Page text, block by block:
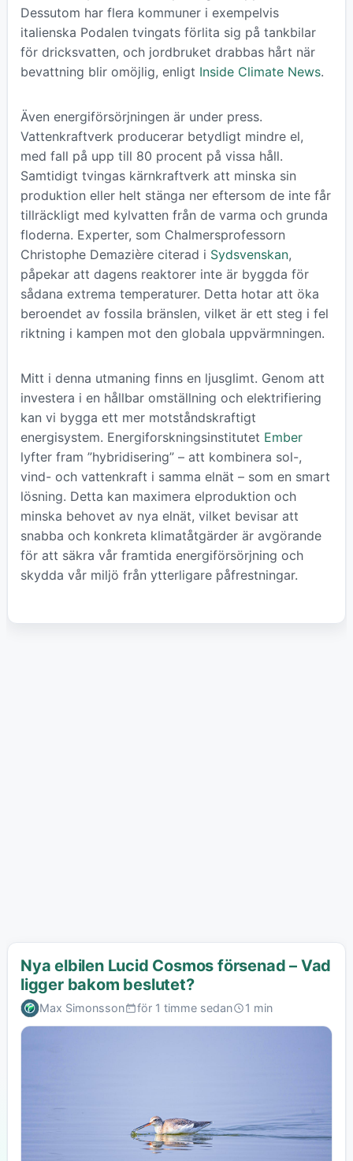
Dessutom har flera kommuner i exempelvis
italienska Podalen tvingats förlita sig på tankbilar
för dricksvatten, och jordbruket drabbas hårt när
bevattning blir omöjlig, enligt Inside Climate News.
Även energiförsörjningen är under press.
Vattenkraftverk producerar betydligt mindre el,
med fall på upp till 80 procent på vissa håll.
Samtidigt tvingas kärnkraftverk att minska sin
produktion eller helt stänga ner eftersom de inte får
tillräckligt med kylvatten från de varma och grunda
floderna. Experter, som Chalmersprofessorn
Christophe Demazière citerad i Sydsvenskan,
påpekar att dagens reaktorer inte är byggda för
sådana extrema temperaturer. Detta hotar att öka
beroendet av fossila bränslen, vilket är ett steg i fel
riktning i kampen mot den globala uppvärmningen.
Mitt i denna utmaning finns en ljusglimt. Genom att
investera i en hållbar omställning och elektrifiering
kan vi bygga ett mer motståndskraftigt
energisystem. Energiforskningsinstitutet Ember
lyfter fram ”hybridisering” – att kombinera sol-,
vind- och vattenkraft i samma elnät – som en smart
lösning. Detta kan maximera elproduktion och
minska behovet av nya elnät, vilket bevisar att
snabba och konkreta klimatåtgärder är avgörande
för att säkra vår framtida energiförsörjning och
skydda vår miljö från ytterligare påfrestningar.
Nya elbilen Lucid Cosmos försenad – Vad
ligger bakom beslutet?
Max Simonsson för 1 timme sedan 1 min